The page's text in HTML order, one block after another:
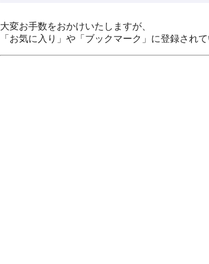
大変お手数をおかけいたしますが、
「お気に入り」や「ブックマーク」に登録され